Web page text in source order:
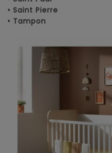
• Saint Pierre
• Tampon